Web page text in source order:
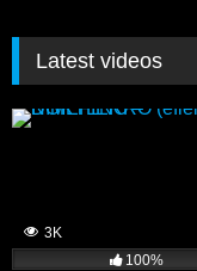
Latest videos
3K
100%